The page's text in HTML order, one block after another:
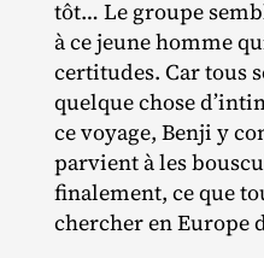
tôt… Le groupe
à ce jeune homme
certitudes. Car tous
quelque chose
ce voyage, Benji y
parvient à les
finalement, ce que
chercher en Europe